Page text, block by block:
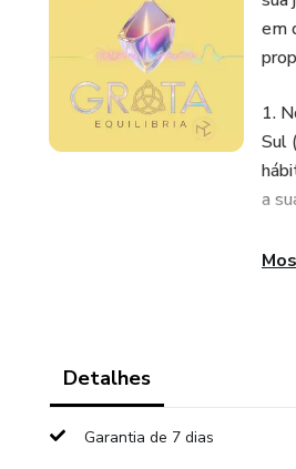
em
1.
Sul
a
2.
Detalhes
Garantia de 7 dias